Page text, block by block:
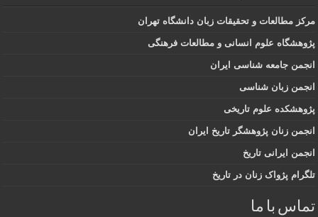
مرکز مطالعات و تحقیقات زبان دانشگاه تهران
پژوهشگاه علوم انسانی و مطالعات فرهنگی
انجمن جامعه شناسی ایران
انجمن زبان شناسی
پژوهشکده علوم تاریخی
انجمن زنان پژوهشگر تاریخ ایران
انجمن ایرانی تاریخ
تلگرام پژواک زنان در تاریخ
تماس با ما